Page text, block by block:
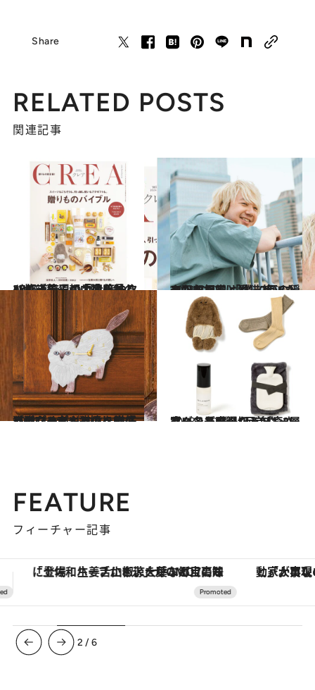
Share
RELATED POSTS
関連記事
2023.12.4
47都道府県の手土産やクッキー缶、都内の美味しい焼き菓子…「贈りものバイブル」の内容を見る
グルメ 2021.7.17
三四郎相田と愛猫2匹の穏やかな日常 「僕、犬派だったんですけど...(笑)」
カルチャー
2024.2.22
猫型ソープや猫のヘアクリップ…大人も嬉しい「猫グッズ」とは？猫好きのためのギフトを徹底セレクト
ライフスタイル 2023.12.24
寒い冬を乗り切る【癒されグッズ8選】足首ウォーマー、最高湯たんぽ、2層式ハンドローション…
ライフスタイル
FEATURE
フィーチャー記事
「大事なのは地域の意識を変えること」。ロレックス賞受賞の自然保護活動家が実現させたナイジェリアの自然環境の復活
3 /6